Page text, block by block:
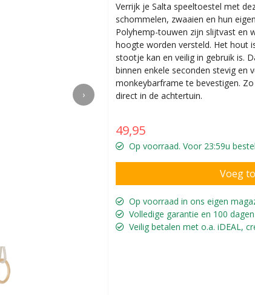
›
Geweldige
Verrijk je Salta speeltoestel met
schommelen, zwaaien en hun
Polyhemp-touwen zijn slijtvast en
hoogte worden versteld. Het hout
stootje kan en veilig in gebruik is.
binnen enkele seconden stevig en
monkeybarframe te bevestigen.
direct in de achtertuin.
49,95
Op voorraad. Voor 23:59u
Op voorraad in ons eigen
Volledige garantie en 100
Veilig betalen met o.a. iDEAL,